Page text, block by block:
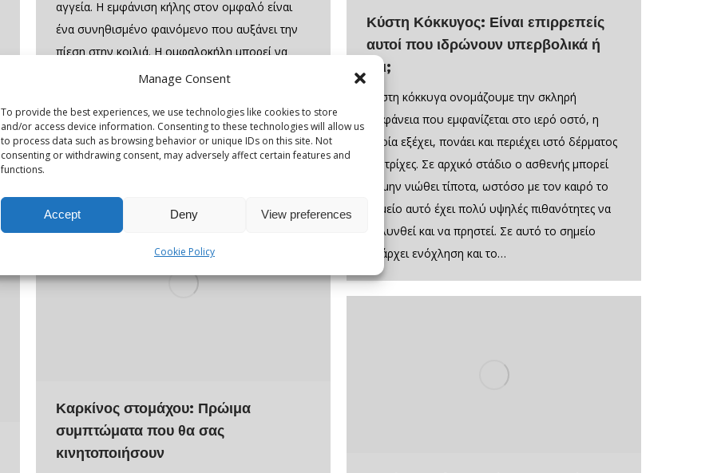
Manage Consent
To provide the best experiences, we use technologies like cookies to store
and/or access device information. Consenting to these technologies will allow us
to process data such as browsing behavior or unique IDs on this site. Not
consenting or withdrawing consent, may adversely affect certain features and
functions.
Accept Deny View preferences
Cookie Policy
αγγεία. Η εμφάνιση κήλης στον ομφαλό είναι
ένα συνηθισμένο φαινόμενο που αυξάνει την
πίεση στην κοιλιά. Η ομφαλοκήλη μπορεί να
δημιουργηθεί από τη στιγμή της γέννησης είτε
Συμπτώματα Διόγκωση ομφαλού Ενοχλήσεις
στην κοιλιά και…
Κύστη Κόκκυγος: Είναι επιρρεπείς
αυτοί που ιδρώνουν υπερβολικά ή
όχι;
Κύστη κόκκυγα ονομάζουμε την σκληρή
επιφάνεια που εμφανίζεται στο ιερό οστό, η
οποία εξέχει, πονάει και περιέχει ιστό δέρματος
και τρίχες. Σε αρχικό στάδιο ο ασθενής μπορεί
να μην νιώθει τίποτα, ωστόσο με τον καιρό το
σημείο αυτό έχει πολύ υψηλές πιθανότητες να
μολυνθεί και να πρηστεί. Σε αυτό το σημείο
υπάρχει ενόχληση και το…
Καρκίνος στομάχου: Πρώιμα
συμπτώματα που θα σας
κινητοποιήσουν